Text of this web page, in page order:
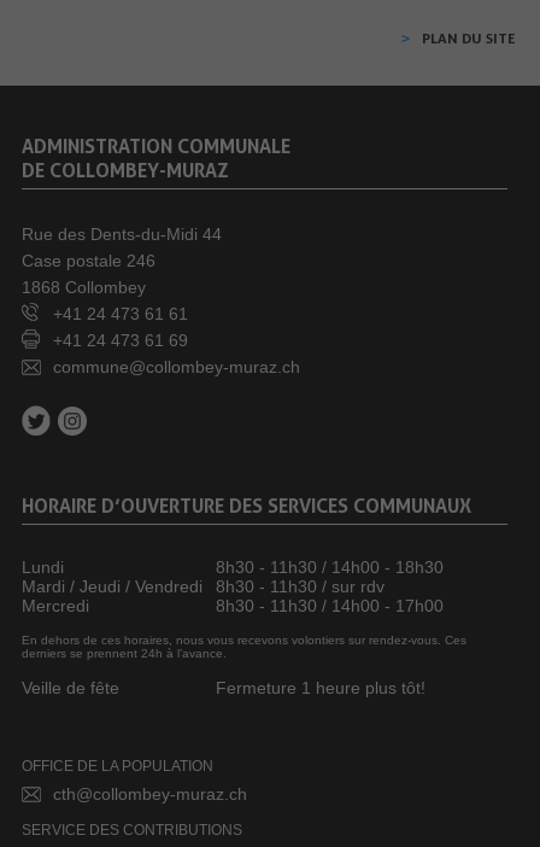
PLAN DU SITE
ADMINISTRATION COMMUNALE
DE COLLOMBEY-MURAZ
Rue des Dents-du-Midi 44
Case postale 246
1868 Collombey
+41 24 473 61 61
+41 24 473 61 69
commune@collombey-muraz.ch
HORAIRE D’OUVERTURE DES SERVICES COMMUNAUX
Lundi
8h30 - 11h30 / 14h00 - 18h30
Mardi / Jeudi / Vendredi
8h30 - 11h30 / sur rdv
Mercredi
8h30 - 11h30 / 14h00 - 17h00
En dehors de ces horaires, nous vous recevons volontiers sur rendez-vous. Ces
derniers se prennent 24h à l’avance.
Veille de fête Fermeture 1 heure plus tôt!
OFFICE DE LA POPULATION
cth@collombey-muraz.ch
SERVICE DES CONTRIBUTIONS